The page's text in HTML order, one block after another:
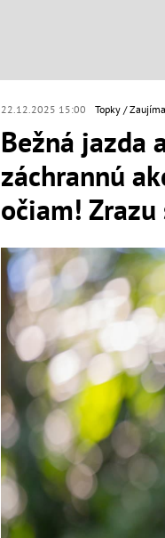
22.12.2025 15:00 Topky
Bežná jazda
záchrannú
očiam!